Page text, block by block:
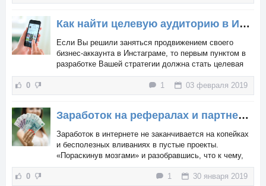
Как найти целевую аудиторию в Инстаграм
Если Вы решили заняться продвижением своего
бизнес-аккаунта в Инстаграме, то первым пунктом в
разработке Вашей стратегии должна стать целевая
аудитория. Любой маркетолог скажет Вам, что
таргетированная реклама более эффективна, чем не
таргетированная.
0 1 03 февраля 2019
Заработок на рефералах и партнерских программах: пошаговая инструкция
Заработок в интернете не заканчивается на копейках
и бесполезных вливаниях в пустые проекты.
«Пораскинув мозгами» и разобравшись, что к чему,
можно начать работать по партнерским программам.
И нет, собственный сайт совсем не обязателен –
0 1 30 января 2019